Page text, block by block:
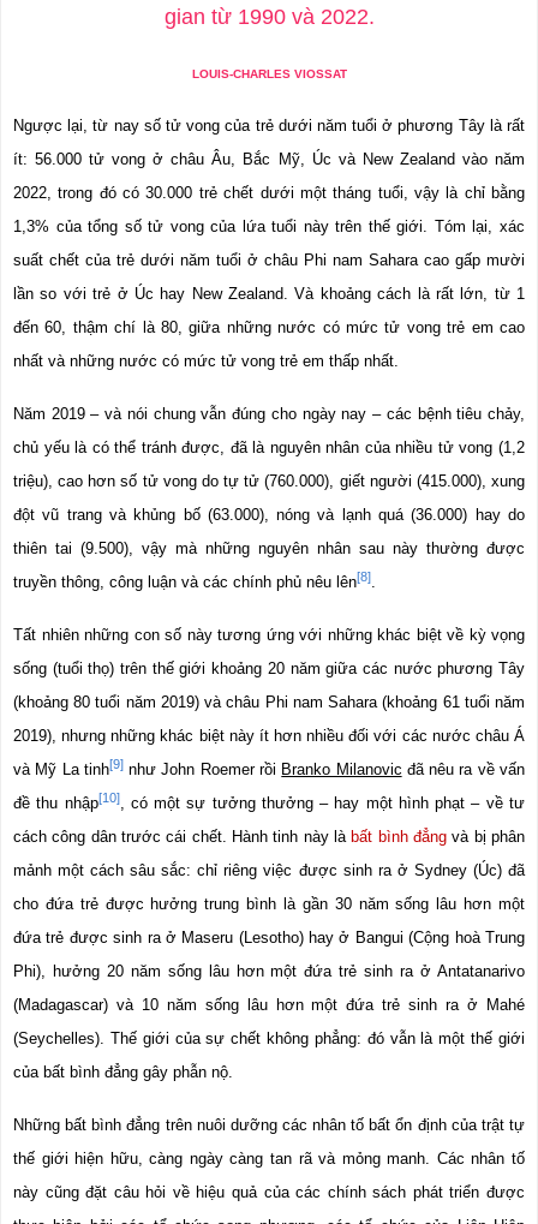
gian từ 1990 và 2022.
LOUIS-CHARLES VIOSSAT
Ngược lại, từ nay số tử vong của trẻ dưới năm tuổi ở phương Tây là rất
ít: 56.000 tử vong ở châu Âu, Bắc Mỹ, Úc và New Zealand vào năm
2022, trong đó có 30.000 trẻ chết dưới một tháng tuổi, vậy là chỉ bằng
1,3% của tổng số tử vong của lứa tuổi này trên thế giới. Tóm lại, xác
suất chết của trẻ dưới năm tuổi ở châu Phi nam Sahara cao gấp mười
lần so với trẻ ở Úc hay New Zealand. Và khoảng cách là rất lớn, từ 1
đến 60, thậm chí là 80, giữa những nước có mức tử vong trẻ em cao
nhất và những nước có mức tử vong trẻ em thấp nhất.
Năm 2019 – và nói chung vẫn đúng cho ngày nay – các bệnh tiêu chảy,
chủ yếu là có thể tránh được, đã là nguyên nhân của nhiều tử vong (1,2
triệu), cao hơn số tử vong do tự tử (760.000), giết người (415.000), xung
đột vũ trang và khủng bố (63.000), nóng và lạnh quá (36.000) hay do
thiên tai (9.500), vậy mà những nguyên nhân sau này thường được
truyền thông, công luận và các chính phủ nêu lên[8]
Tất nhiên những con số này tương ứng với những khác biệt về kỳ vọng
sống (tuổi thọ) trên thế giới khoảng 20 năm giữa các nước phương Tây
(khoảng 80 tuổi năm 2019) và châu Phi nam Sahara (khoảng 61 tuổi năm
2019), nhưng những khác biệt này ít hơn nhiều đối với các nước châu Á
và Mỹ La tinh[9] như John Roemer rồi Branko Milanovic đã nêu ra về vấn
đề thu nhập[10], có một sự tưởng thưởng – hay một hình phạt – về tư
cách công dân trước cái chết. Hành tinh này là bất bình đẳng và bị phân
mảnh một cách sâu sắc: chỉ riêng việc được sinh ra ở Sydney (Úc) đã
cho đứa trẻ được hưởng trung bình là gần 30 năm sống lâu hơn một
đứa trẻ được sinh ra ở Maseru (Lesotho) hay ở Bangui (Cộng hoà Trung
Phi), hưởng 20 năm sống lâu hơn một đứa trẻ sinh ra ở Antatanarivo
(Madagascar) và 10 năm sống lâu hơn một đứa trẻ sinh ra ở Mahé
(Seychelles). Thế giới của sự chết không phẳng: đó vẫn là một thế giới
của bất bình đẳng gây phẫn nộ.
Những bất bình đẳng trên nuôi dưỡng các nhân tố bất ổn định của trật tự
thế giới hiện hữu, càng ngày càng tan rã và mỏng manh. Các nhân tố
này cũng đặt câu hỏi về hiệu quả của các chính sách phát triển được